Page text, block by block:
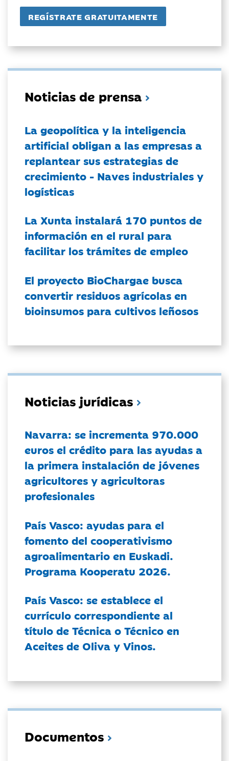
Noticias de prensa
La geopolítica y la inteligencia
artificial obligan a las empresas a
replantear sus estrategias de
crecimiento - Naves industriales y
logísticas
La Xunta instalará 170 puntos de
información en el rural para
facilitar los trámites de empleo
El proyecto BioChargae busca
convertir residuos agrícolas en
bioinsumos para cultivos leñosos
Noticias jurídicas
Navarra: se incrementa 970.000
euros el crédito para las ayudas a
la primera instalación de jóvenes
agricultores y agricultoras
profesionales
País Vasco: ayudas para el
fomento del cooperativismo
agroalimentario en Euskadi.
Programa Kooperatu 2026.
País Vasco: se establece el
currículo correspondiente al
título de Técnica o Técnico en
Aceites de Oliva y Vinos.
Documentos